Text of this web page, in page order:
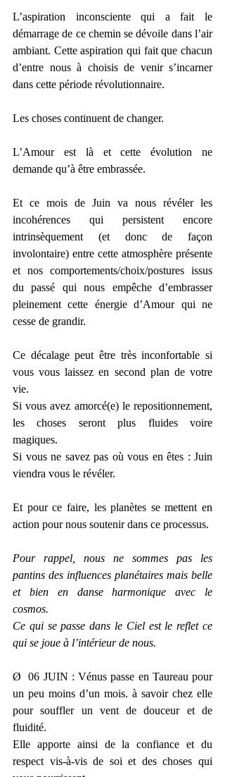
L’aspiration inconsciente qui a fait le
démarrage de ce chemin se dévoile dans l’air
ambiant. Cette aspiration qui fait que chacun
d’entre nous à choisis de venir s’incarner
dans cette période révolutionnaire.
Les choses continuent de changer.
L’Amour est là et cette évolution ne
demande qu’à être embrassée.
Et ce mois de Juin va nous révéler les
incohérences qui persistent encore
intrinsèquement (et donc de façon
involontaire) entre cette atmosphère présente
et nos comportements/choix/postures issus
du passé qui nous empêche d’embrasser
pleinement cette énergie d’Amour qui ne
cesse de grandir.
Ce décalage peut être très inconfortable si
vous vous laissez en second plan de votre
vie.
Si vous avez amorcé(e) le repositionnement,
les choses seront plus fluides voire
magiques.
Si vous ne savez pas où vous en êtes : Juin
viendra vous le révéler.
Et pour ce faire, les planètes se mettent en
action pour nous soutenir dans ce processus.
Pour rappel, nous ne sommes pas les
pantins des influences planétaires mais belle
et bien en danse harmonique avec le
cosmos.
Ce qui se passe dans le Ciel est le reflet ce
qui se joue à l’intérieur de nous.
Ø  06 JUIN : Vénus passe en Taureau pour
un peu moins d’un mois. à savoir chez elle
pour souffler un vent de douceur et de
fluidité.
Elle apporte ainsi de la confiance et du
respect vis-à-vis de soi et des choses qui